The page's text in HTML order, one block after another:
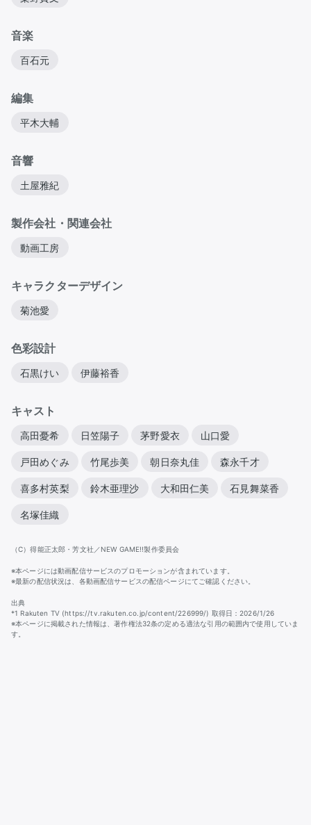
音楽
百石元
編集
平木大輔
音響
土屋雅紀
製作会社・関連会社
動画工房
キャラクターデザイン
菊池愛
色彩設計
石黒けい 伊藤裕香
キャスト
高田憂希 日笠陽子 茅野愛衣 山口愛
戸田めぐみ 竹尾歩美 朝日奈丸佳 森永千才
喜多村英梨 鈴木亜理沙 大和田仁美 石見舞菜香
名塚佳織
（C）得能正太郎・芳文社／NEW GAME!!製作委員会
※本ページには動画配信サービスのプロモーションが含まれています。
※最新の配信状況は、各動画配信サービスの配信ページにてご確認ください。
出典
*1 Rakuten TV (https://tv.rakuten.co.jp/content/226999/) 取得日：2026/1/26
※本ページに掲載された情報は、著作権法32条の定める適法な引用の範囲内で使用していま
す。